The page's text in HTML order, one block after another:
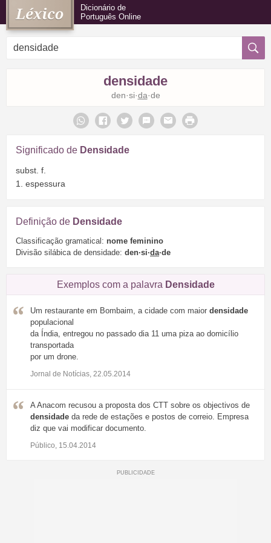
Dicionário de
Português Online
densidade
den·si·da·de
Significado de Densidade
subst. f.
1. espessura
Definição de Densidade
Classificação gramatical: nome feminino
Divisão silábica de densidade: den·si·da·de
Exemplos com a palavra Densidade
Um restaurante em Bombaim, a cidade com maior densidade
populacional
da Índia, entregou no passado dia 11 uma piza ao domicílio
transportada
por um drone.
Jornal de Notícias, 22.05.2014
A Anacom recusou a proposta dos CTT sobre os objectivos de
densidade da rede de estações e postos de correio. Empresa
diz que vai modificar documento.
Público, 15.04.2014